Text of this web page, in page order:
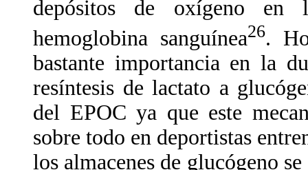
depósitos de oxígeno
hemoglobina sanguínea26.
bastante importancia en la
resíntesis de lactato a
del EPOC ya que este
sobre todo en deportistas
los almacenes de glucógeno